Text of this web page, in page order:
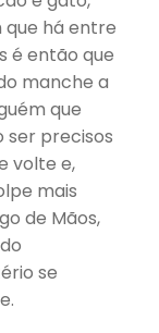
que há entre
é então que
manche a
que
ser precisos
volte e,
mais
de Mãos,
se